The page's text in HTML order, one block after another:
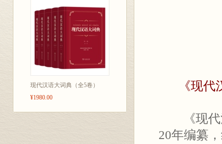
现代汉语大词典（全5卷）
¥1980.00
《现
《现代汉
20年编纂